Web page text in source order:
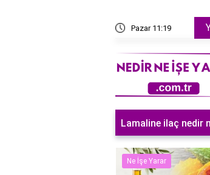
Pazar 11:19
Lamaline ilaç nedir
Ne İşe Yarar